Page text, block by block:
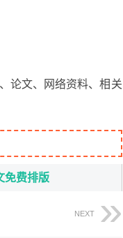
论文、网络资料、相关
免费排版
NEXT